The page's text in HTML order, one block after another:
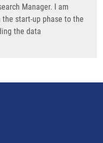
Manager. I am
start-up phase to the
the data